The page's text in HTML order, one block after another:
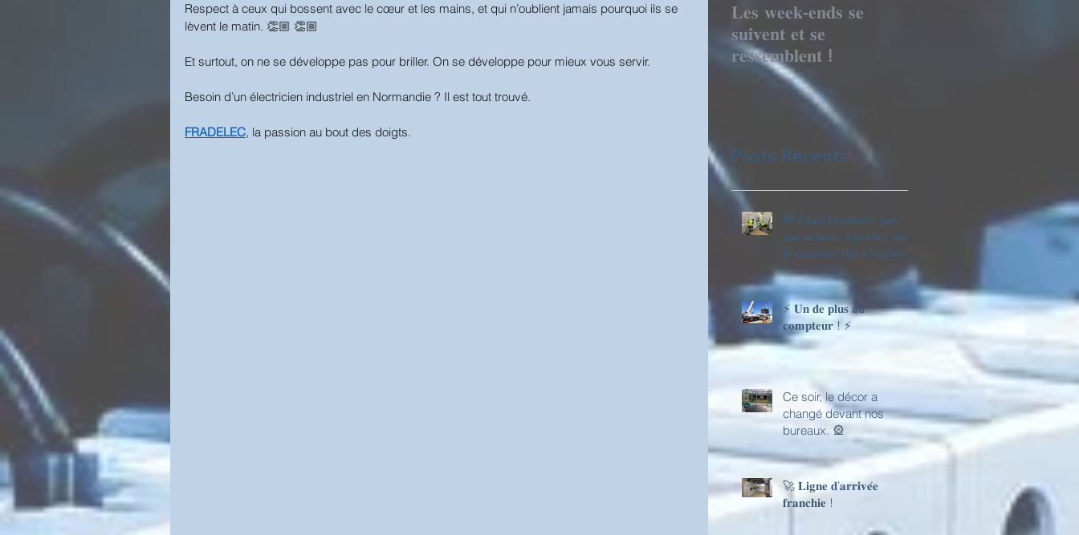
Respect à ceux qui bossent avec le cœur et les mains, et qui n’oublient jamais pourquoi ils se
lèvent le matin. 👏🏼 👏🏼
Et surtout, on ne se développe pas pour briller. On se développe pour mieux vous servir.
Besoin d’un électricien industriel en Normandie ? Il est tout trouvé.
FRADELEC, la passion au bout des doigts.
𝐋𝐞𝐬 𝐰𝐞𝐞𝐤-𝐞𝐧𝐝𝐬 𝐬𝐞
𝐬𝐮𝐢𝐯𝐞𝐧𝐭 𝐞𝐭 𝐬𝐞
𝐫𝐞𝐬𝐬𝐞𝐦𝐛𝐥𝐞𝐧𝐭 !
Posts Récents
🚧 𝐂𝐡𝐞𝐳 𝐅𝐫𝐚𝐝𝐞𝐥𝐞𝐜, 𝐩𝐚𝐬
𝐮𝐧𝐞 𝐦𝐢𝐧𝐮𝐭𝐞 𝐚̀ 𝐩𝐞𝐫𝐝𝐫𝐞 𝐬𝐮𝐫
𝐥𝐞 𝐜𝐡𝐚𝐧𝐭𝐢𝐞𝐫 𝐁𝐢𝐨 𝐂𝐨𝐠𝐞𝐥𝐲𝐨
𝐍𝐨𝐫𝐦𝐚𝐧𝐝𝐢𝐞 🚀
⚡ 𝐔𝐧 𝐝𝐞 𝐩𝐥𝐮𝐬 𝐚𝐮
𝐜𝐨𝐦𝐩𝐭𝐞𝐮𝐫 ! ⚡
Ce soir, le décor a
changé devant nos
bureaux. 🎡
🚀 𝐋𝐢𝐠𝐧𝐞 𝐝’𝐚𝐫𝐫𝐢𝐯𝐞́𝐞
𝐟𝐫𝐚𝐧𝐜𝐡𝐢𝐞 !